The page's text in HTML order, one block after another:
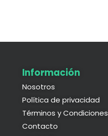
Información
Nosotros
Política de privacidad
Términos y Condiciones
Contacto